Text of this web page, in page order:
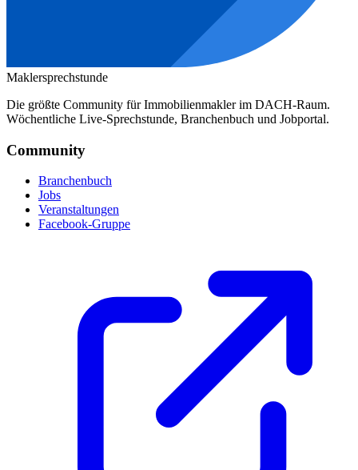
Maklersprechstunde
Die größte Community für Immobilienmakler im DACH-Raum.
Wöchentliche Live-Sprechstunde, Branchenbuch und Jobportal.
Community
Branchenbuch
Jobs
Veranstaltungen
Facebook-Gruppe